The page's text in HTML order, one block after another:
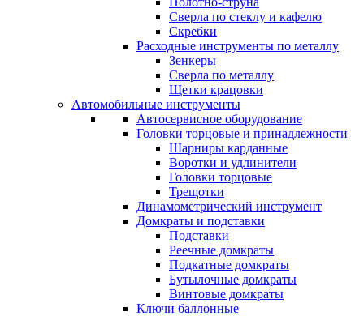
Сверла по стеклу и кафелю
Скребки
Расходные инструменты по металлу
Зенкеры
Сверла по металлу
Щетки крацовки
Автомобильные инструменты
Автосервисное оборудование
Головки торцовые и принадлежности
Шарниры карданные
Воротки и удлинители
Головки торцовые
Трещотки
Динамометрический инструмент
Домкраты и подставки
Подставки
Реечные домкраты
Подкатные домкраты
Бутылочные домкраты
Винтовые домкраты
Ключи баллонные